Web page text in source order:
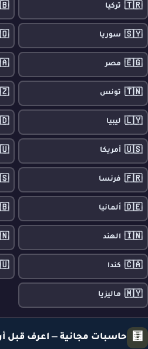
🇹🇷 تركيا
🇸🇾 سوريا
🇪🇬 مصر
🇹🇳 تونس
🇱🇾 ليبيا
🇺🇸 أمريكا
🇫🇷 فرنسا
🇩🇪 ألمانيا
🇮🇳 الهند
🇨🇦 كندا
🇲🇾 ماليزيا
🧮 حاسبات مجانية — اعرف قبل